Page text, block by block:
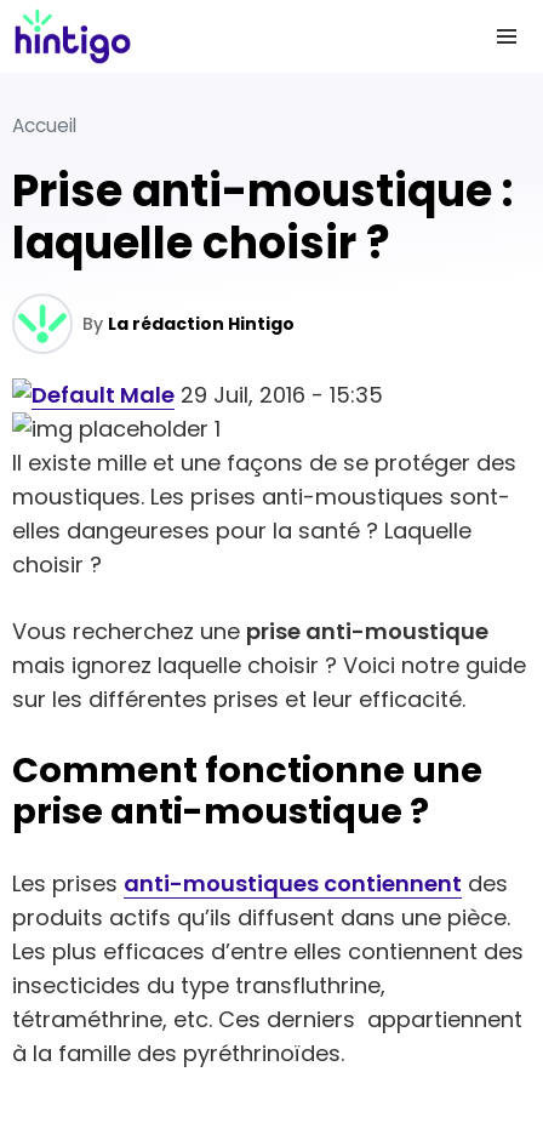
Accueil
Prise anti-moustique :
laquelle choisir ?
By La rédaction Hintigo
29 Juil, 2016 - 15:35
Il existe mille et une façons de se protéger des
moustiques. Les prises anti-moustiques sont-
elles dangeureses pour la santé ? Laquelle
choisir ?
Vous recherchez une prise anti-moustique
mais ignorez laquelle choisir ? Voici notre guide
sur les différentes prises et leur efficacité.
Comment fonctionne une
prise anti-moustique ?
Les prises anti-moustiques contiennent des
produits actifs qu’ils diffusent dans une pièce.
Les plus efficaces d’entre elles contiennent des
insecticides du type transfluthrine,
tétraméthrine, etc. Ces derniers appartiennent
à la famille des pyréthrinoïdes.